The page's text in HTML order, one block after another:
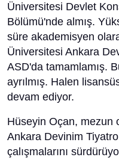
Üniversitesi Devlet
Bölümü'nde almış.
süre akademisyen
Üniversitesi Ankara
ASD'da tamamlamış.
ayrılmış. Halen
devam ediyor.
Hüseyin Oçan, mezun
Ankara Devinim
çalışmalarını